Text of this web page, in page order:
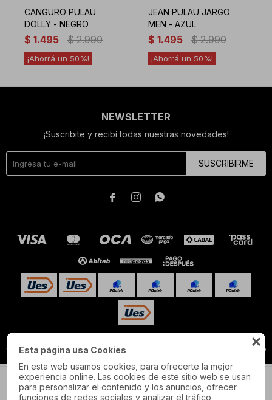

Esta página usa Cookies
En esta web usamos cookies, para ofrecerte la mejor
experiencia online. Las cookies de este sitio web se usan
para personalizar el contenido y los anuncios, ofrecer
funciones de redes sociales y analizar el tráfico,
GUÍA DE TALLES
S M L XL
CANGURO PULAU
DOLLY - NEGRO
$ 1.495 $ 2.990
50
JEAN PULAU JARGO
MEN - AZUL
$ 1.495 $ 2.990
50
NEWSLETTER
¡Suscribite y recibí todas nuestras novedades!
SUSCRIBIRME
  
© Copyright 2026 / Pulau